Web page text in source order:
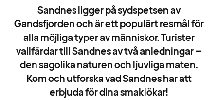
Sandnes ligger på sydspetsen av
Gandsfjorden och är ett populärt resmål för
alla möjliga typer av människor. Turister
vallfärdar till Sandnes av två anledningar –
den sagolika naturen och ljuvliga maten.
Kom och utforska vad Sandnes har att
erbjuda för dina smaklökar!